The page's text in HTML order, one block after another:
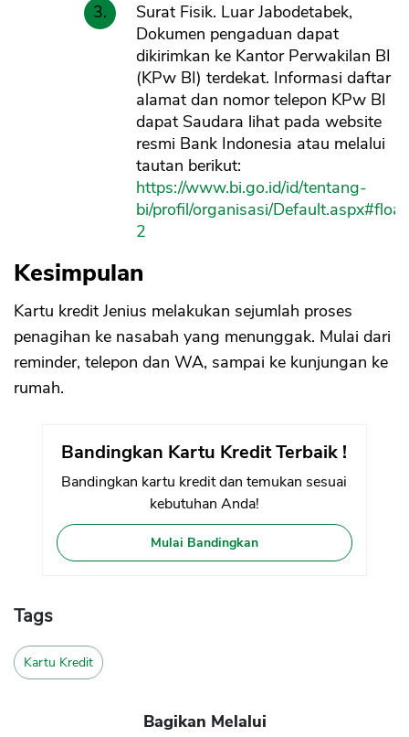
Surat Fisik. Luar Jabodetabek,
Dokumen pengaduan dapat
dikirimkan ke Kantor Perwakilan BI
(KPw BI) terdekat. Informasi daftar
alamat dan nomor telepon KPw BI
dapat Saudara lihat pada website
resmi Bank Indonesia atau melalui
tautan berikut:
https://www.bi.go.id/id/tentang-
bi/profil/organisasi/
2
Kesimpulan
Kartu kredit Jenius melakukan sejumlah proses
penagihan ke nasabah yang menunggak. Mulai dari
reminder, telepon dan WA, sampai ke kunjungan ke
rumah.
Bandingkan Kartu Kredit Terbaik !
Bandingkan kartu kredit dan temukan sesuai
kebutuhan Anda!
Mulai Bandingkan
Tags
Kartu Kredit
Bagikan Melalui